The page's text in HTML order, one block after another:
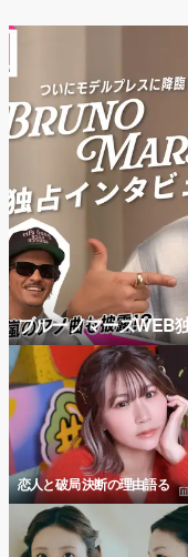
ブルーノマーズWEB
恋人と破局 決断の理由語る